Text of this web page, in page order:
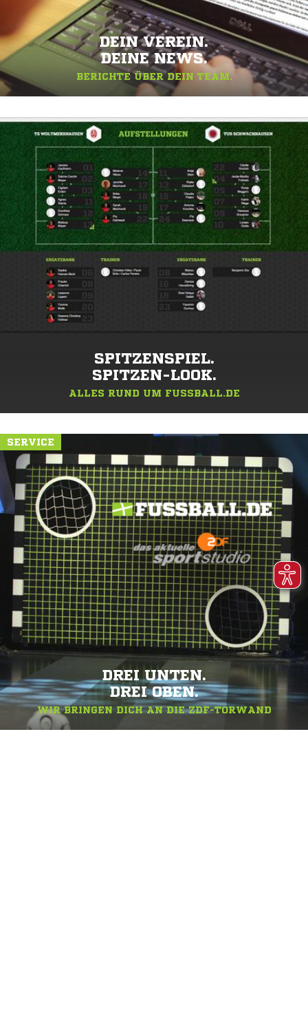
DEIN VEREIN.
DEINE NEWS.
BERICHTE ÜBER DEIN TEAM.
SPITZENSPIEL.
SPITZEN-LOOK.
ALLES RUND UM FUSSBALL.DE
SERVICE
DREI UNTEN.
DREI OBEN.
WIR BRINGEN DICH AN DIE ZDF-TORWAND